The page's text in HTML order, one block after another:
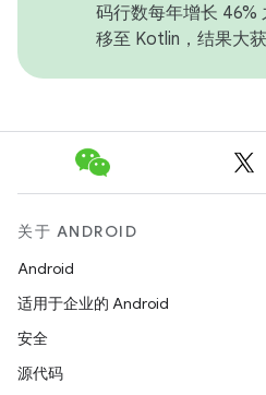
码行数每年增长 46%
移至 Kotlin，结果大获
关于 ANDROID
Android
适用于企业的 Android
安全
源代码